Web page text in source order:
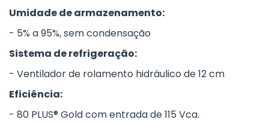
Umidade de armazenamento:
- 5% a 95%, sem condensação
Sistema de refrigeração:
- Ventilador de rolamento hidráulico de 12 cm
Eficiência:
- 80 PLUS® Gold com entrada de 115 Vca.